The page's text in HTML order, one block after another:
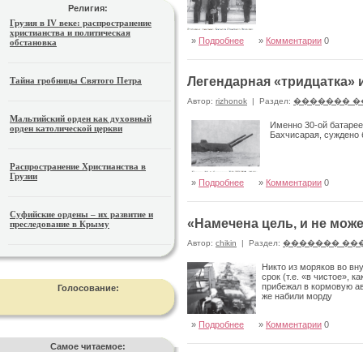
Религия:
Грузия в IV веке: распространение
христианства и политическая
обстановка
Тайна гробницы Святого Петра
Мальтийский орден как духовный
орден католической церкви
Распространение Христианства в
Грузии
Суфийские ордены – их развитие и
преследование в Крыму
Голосование:
Самое читаемое:
» Подробнее » Комментарии 0
Легендарная
Автор: rizhonok | Раздел: �������
Именно 30-ой
Бахчисарая, суждено
» Подробнее » Комментарии 0
«Намечена цель, и не
Автор: chikin | Раздел: �������
Никто из моряков во
срок (т.е. «в чистое»,
прибежал в кормовую
же набили морду
» Подробнее » Комментарии 0